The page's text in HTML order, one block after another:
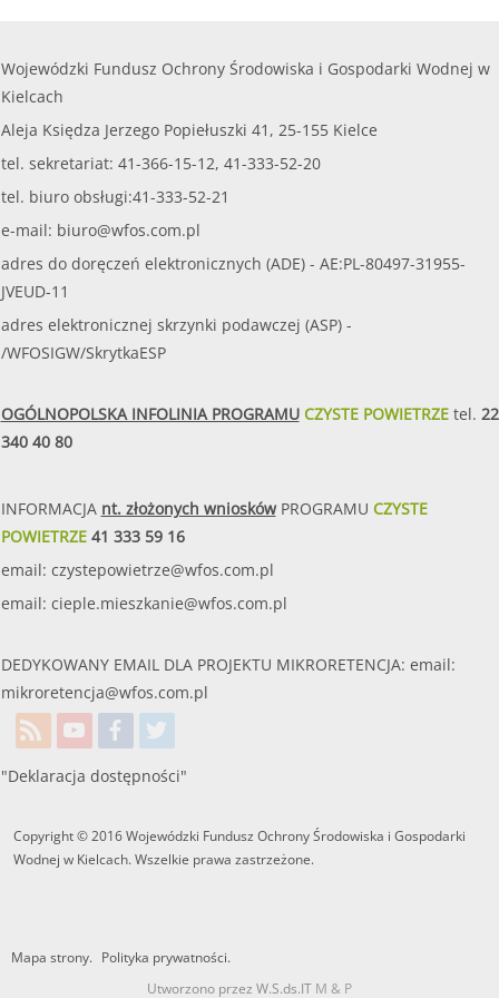
Wojewódzki Fundusz Ochrony Środowiska i Gospodarki Wodnej w
Kielcach
Aleja Księdza Jerzego Popiełuszki 41, 25-155 Kielce
tel. sekretariat: 41-366-15-12, 41-333-52-20
tel. biuro obsługi:41-333-52-21
e-mail: biuro@wfos.com.pl
adres do doręczeń elektronicznych (ADE) - AE:PL-80497-31955-
JVEUD-11
adres elektronicznej skrzynki podawczej (ASP) -
/WFOSIGW/SkrytkaESP
OGÓLNOPOLSKA INFOLINIA PROGRAMUCZYSTE POWIETRZEtel. 22
340 40 80
INFORMACJA nt. złożonych wnioskówPROGRAMU CZYSTE
POWIETRZE41 333 59 16
email: czystepowietrze@wfos.com.pl
email: cieple.mieszkanie@wfos.com.pl
DEDYKOWANY EMAIL DLA PROJEKTU MIKRORETENCJA: email:
mikroretencja@wfos.com.pl
"Deklaracja dostępności"
Copyright © 2016 Wojewódzki Fundusz Ochrony Środowiska i Gospodarki
Wodnej w Kielcach. Wszelkie prawa zastrzeżone.
Mapa strony. Polityka prywatności.
Utworzono przez W.S.ds.IT M & P